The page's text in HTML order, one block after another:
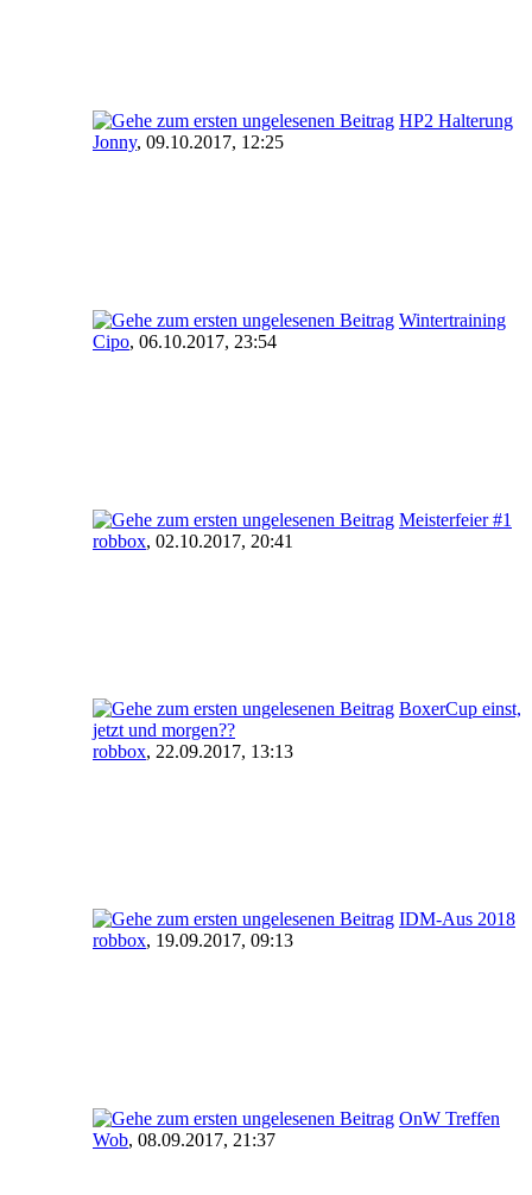
HP2 Halterung
Jonny, 09.10.2017, 12:25
Wintertraining
Cipo, 06.10.2017, 23:54
Meisterfeier #1
robbox, 02.10.2017, 20:41
BoxerCup einst,
jetzt und morgen??
robbox, 22.09.2017, 13:13
IDM-Aus 2018
robbox, 19.09.2017, 09:13
OnW Treffen
Wob, 08.09.2017, 21:37